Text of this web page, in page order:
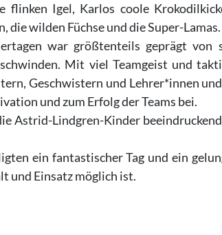
flinken Igel, Karlos coole
die wilden Füchse und die Super-Lamas.
war größtenteils geprägt von
Mit viel Teamgeist und
Geschwistern und Lehrer*innen
und zum Erfolg der Teams bei.
Astrid-Lindgren-Kinder
ein fantastischer Tag und ein
und Einsatz möglich ist.